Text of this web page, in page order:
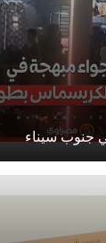
جنوب سيناء